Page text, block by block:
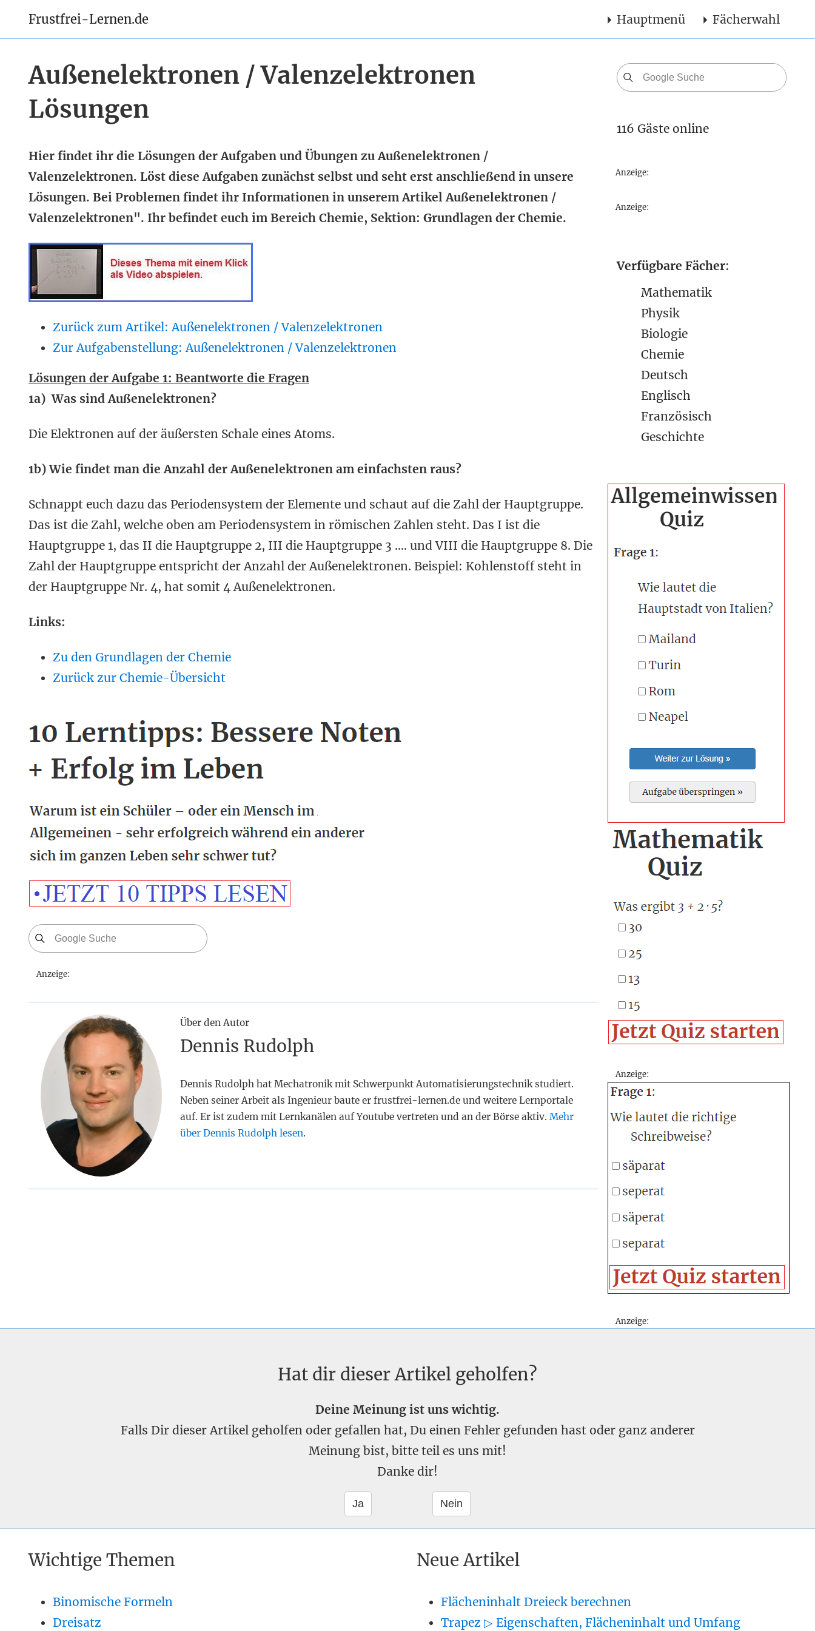
Frustfrei-Lernen.de Hauptmenü Fächerwahl
Außenelektronen / Valenzelektronen
Lösungen
Hier findet ihr die Lösungen der Aufgaben und Übungen zu Außenelektronen /
Valenzelektronen. Löst diese Aufgaben zunächst selbst und seht erst anschließend in unsere
Lösungen. Bei Problemen findet ihr Informationen in unserem Artikel Außenelektronen /
Valenzelektronen". Ihr befindet euch im Bereich Chemie, Sektion: Grundlagen der Chemie.
Zurück zum Artikel: Außenelektronen / Valenzelektronen
Zur Aufgabenstellung: Außenelektronen / Valenzelektronen
Lösungen der Aufgabe 1: Beantworte die Fragen
1a) Was sind Außenelektronen?
Die Elektronen auf der äußersten Schale eines Atoms.
1b) Wie findet man die Anzahl der Außenelektronen am einfachsten raus?
Schnappt euch dazu das Periodensystem der Elemente und schaut auf die Zahl der Hauptgruppe.
Das ist die Zahl, welche oben am Periodensystem in römischen Zahlen steht. Das I ist die
Hauptgruppe 1, das II die Hauptgruppe 2, III die Hauptgruppe 3 .... und VIII die Hauptgruppe 8. Die
Zahl der Hauptgruppe entspricht der Anzahl der Außenelektronen. Beispiel: Kohlenstoff steht in
der Hauptgruppe Nr. 4, hat somit 4 Außenelektronen.
Links:
Zu den Grundlagen der Chemie
Zurück zur Chemie-Übersicht
Anzeige:
Über den Autor
Dennis Rudolph
Dennis Rudolph hat Mechatronik mit Schwerpunkt Automatisierungstechnik studiert.
Neben seiner Arbeit als Ingenieur baute er frustfrei-lernen.de und weitere Lernportale
auf. Er ist zudem mit Lernkanälen auf Youtube vertreten und an der Börse aktiv. Mehr
über Dennis Rudolph lesen.
116 Gäste online
Anzeige:
Anzeige:
Verfügbare Fächer:
Mathematik
Physik
Biologie
Chemie
Deutsch
Englisch
Französisch
Geschichte
Anzeige:
Anzeige:
Hat dir dieser Artikel geholfen?
Deine Meinung ist uns wichtig.
Falls Dir dieser Artikel geholfen oder gefallen hat, Du einen Fehler gefunden hast oder ganz anderer
Meinung bist, bitte teil es uns mit!
Danke dir!
Wichtige Themen
Binomische Formeln
Dreisatz
Neue Artikel
Flächeninhalt Dreieck berechnen
Trapez ▷ Eigenschaften, Flächeninhalt und Umfang